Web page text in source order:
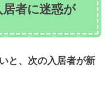
者に迷惑が
と、次の入居者が新